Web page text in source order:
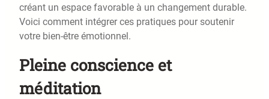
créant un espace favorable à un changement durable.
Voici comment intégrer ces pratiques pour soutenir
votre bien-être émotionnel.
Pleine conscience et
méditation